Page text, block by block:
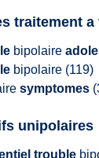
traitement a
bipolaire
bipolaire (119)
symptomes
unipolaires
trouble